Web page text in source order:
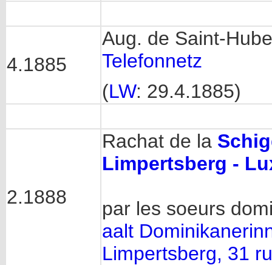
4.1885
Aug. de Saint-
Telefonnetz
(LW: 29.4.1885)
2.1888
Rachat de la
Limpertsberg -
par les soeurs
aalt
Limpertsberg, 31